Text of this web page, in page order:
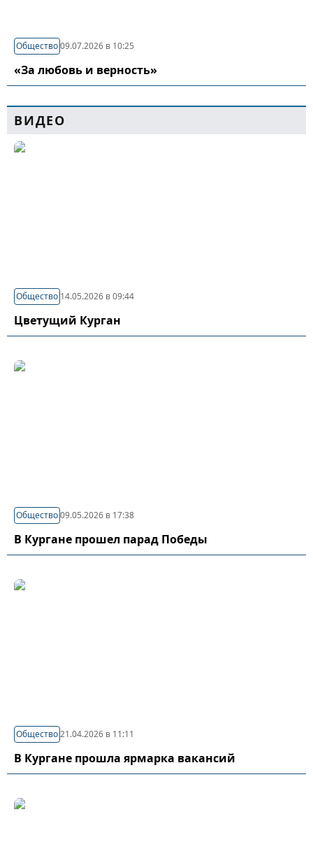
Общество09.07.2026 в 10:25
«За любовь и верность»
ВИДЕО
Общество 14.05.2026 в 09:44
Цветущий Курган
Общество09.05.2026 в 17:38
В Кургане прошел парад Победы
Общество21.04.2026 в 11:11
В Кургане прошла ярмарка вакансий